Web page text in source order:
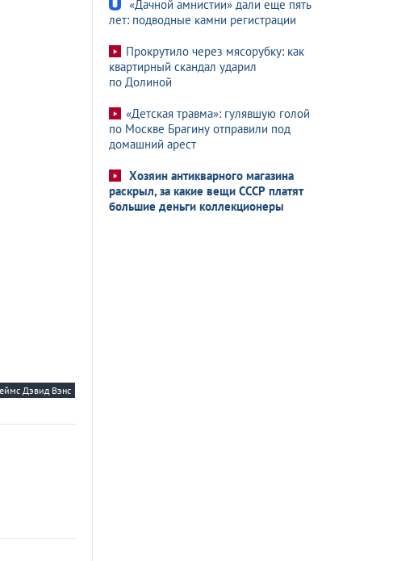
Дэвид Вэнс
«Дачной амнистии» дали еще пять
лет: подводные камни регистрации
Прокрутило через мясорубку: как
квартирный скандал ударил
по Долиной
«Детская травма»: гулявшую голой
по Москве Брагину отправили под
домашний арест
Хозяин антикварного магазина
раскрыл, за какие вещи СССР платят
большие деньги коллекционеры